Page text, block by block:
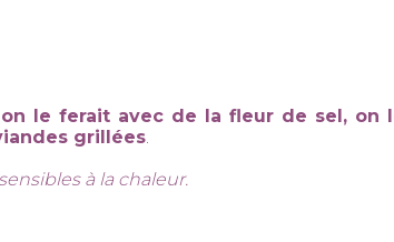
le ferait avec de la fleur de sel, on
grillées
à la chaleur.